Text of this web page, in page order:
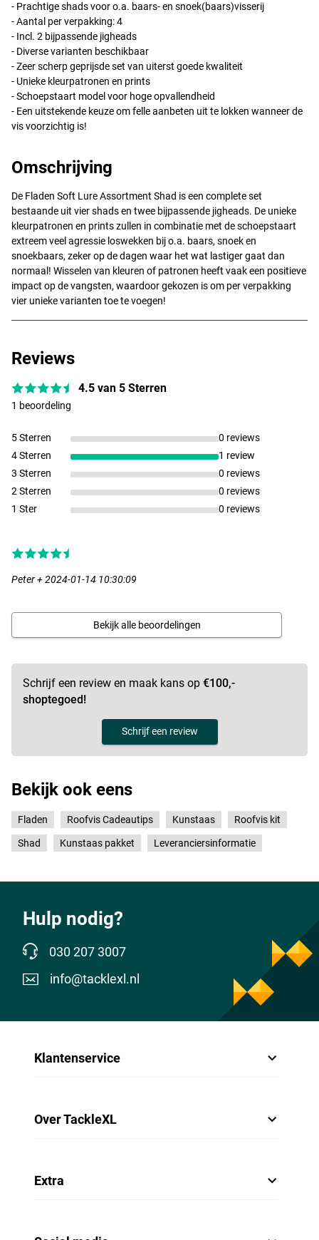
- Prachtige shads voor o.a. baars- en snoek(baars)visserij
- Aantal per verpakking: 4
- Incl. 2 bijpassende jigheads
- Diverse varianten beschikbaar
- Zeer scherp geprijsde set van uiterst goede kwaliteit
- Unieke kleurpatronen en prints
- Schoepstaart model voor hoge opvallendheid
- Een uitstekende keuze om felle aanbeten uit te lokken wanneer de
vis voorzichtig is!
Omschrijving
De Fladen Soft Lure Assortment Shad is een complete set
bestaande uit vier shads en twee bijpassende jigheads. De unieke
kleurpatronen en prints zullen in combinatie met de schoepstaart
extreem veel agressie loswekken bij o.a. baars, snoek en
snoekbaars, zeker op de dagen waar het wat lastiger gaat dan
normaal! Wisselen van kleuren of patronen heeft vaak een positieve
impact op de vangsten, waardoor gekozen is om per verpakking
vier unieke varianten toe te voegen!
Reviews
4.5 van 5 Sterren
1 beoordeling
5 Sterren
0 reviews
4 Sterren
1 review
3 Sterren
0 reviews
2 Sterren
0 reviews
1 Ster
0 reviews
Peter + 2024-01-14 10:30:09
Bekijk alle beoordelingen
Schrijf een review en maak kans op €100,-
shoptegoed!
Schrijf een review
Bekijk ook eens
Fladen Roofvis Cadeautips Kunstaas Roofvis kit
Shad Kunstaas pakket Leveranciersinformatie
Hulp nodig?
030 207 3007
info@tacklexl.nl
Klantenservice
Over TackleXL
Extra